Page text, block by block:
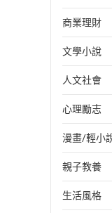
商業理財
投資理財
經濟/趨勢
財務/金融
管理/領
職場工作
成功法
文學小說
歐美文學
日本文學
韓國文學
華文文學
經典文學
人文社會
國際關係
政治
社會科學
台灣/中
心理勵志
心靈成
人際關係
兩性關係
漫畫/輕小
輕小說
奇幻/科幻
親子教養
教育現場
生活風格